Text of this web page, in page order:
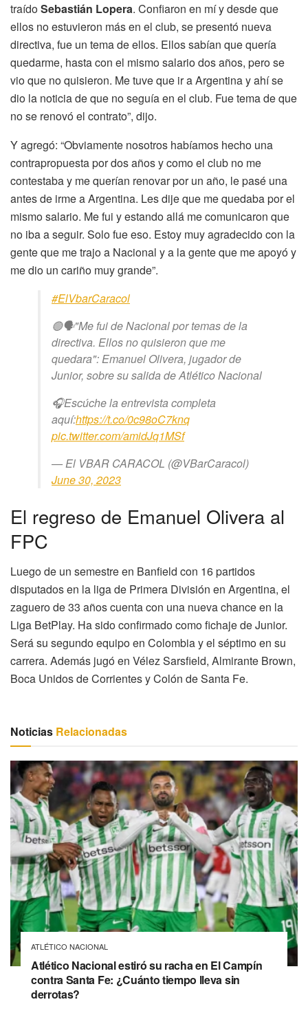
traídoSebastián Lopera. Confiaron en mí y desde que
ellos no estuvieron más en el club, se presentó nueva
directiva, fue un tema de ellos. Ellos sabían que quería
quedarme, hasta con el mismo salario dos años, pero se
vio que no quisieron. Me tuve que ir a Argentina y ahí se
dio la noticia de que no seguía en el club. Fue tema de que
no se renovó el contrato”, dijo.
Y agregó: “Obviamente nosotros habíamos hecho una
contrapropuesta por dos años y como el club no me
contestaba y me querían renovar por un año, le pasé una
antes de irme a Argentina. Les dije que me quedaba por el
mismo salario. Me fui y estando allá me comunicaron que
no iba a seguir. Solo fue eso. Estoy muy agradecido con la
gente que me trajo a Nacional y a la gente que me apoyó y
me dio un cariño muy grande”.
#ElVbarCaracol
🟢🗣️"Me fui de Nacional por temas de la
directiva. Ellos no quisieron que me
quedara": Emanuel Olivera, jugador de
Junior, sobre su salida de Atlético Nacional
🎧Escúche la entrevista completa
aquí:https://t.co/0c98oC7knq
pic.twitter.com/amidJq1MSf
— El VBAR CARACOL (@VBarCaracol)
June 30, 2023
El regreso de Emanuel Olivera al
FPC
Luego de un semestre en Banfield con 16 partidos
disputados en la liga de Primera División en Argentina, el
zaguero de 33 años cuenta con una nueva chance en la
Liga BetPlay. Ha sido confirmado como fichaje de Junior.
Será su segundo equipo en Colombia y el séptimo en su
carrera. Además jugó en Vélez Sarsfield, Almirante Brown,
Boca Unidos de Corrientes y Colón de Santa Fe.
Noticias Relacionadas
ATLÉTICO NACIONAL
Atlético Nacional estiró su racha en El Campín
contra Santa Fe: ¿Cuánto tiempo lleva sin
derrotas?